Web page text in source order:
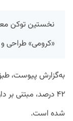
نخستین توکن
«کرومی» طراحی
به‌گزارش پیوست،
شده است.